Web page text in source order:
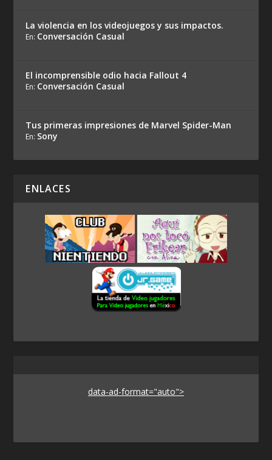
La violencia en los videojuegos y sus impactos.
En: Conversación Casual
El incomprensible odio hacia Fallout 4
En: Conversación Casual
Tus primeras impresiones de Marvel Spider-Man
En: Sony
ENLACES
data-ad-format="auto">